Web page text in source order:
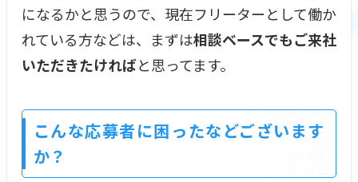
になるかと思うので、現在フリーターとして働か
れている方などは、まずは相談ベースでもご来社
いただきたければと思ってます。
こんな応募者に困ったなどございます
か？